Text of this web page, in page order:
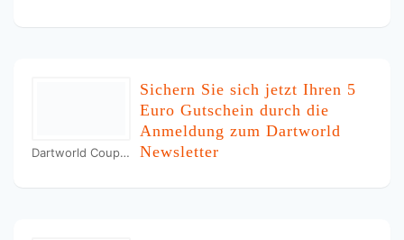
Dartworld Coupons
Sichern Sie sich jetzt Ihren 5
Euro Gutschein durch die
Anmeldung zum Dartworld
Newsletter